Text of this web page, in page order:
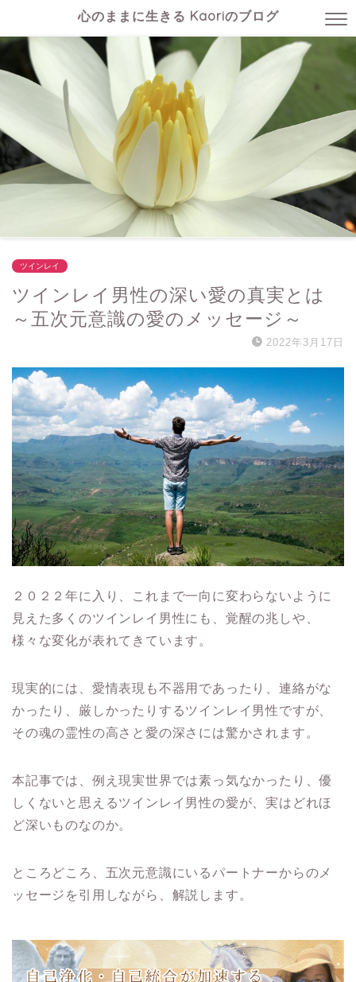
心のままに生きる Kaoriのブログ
ツインレイ
ツインレイ男性の深い愛の真実とは
～五次元意識の愛のメッセージ～
2022年3月17日
２０２２年に入り、これまで一向に変わらないように
見えた多くのツインレイ男性にも、覚醒の兆しや、
様々な変化が表れてきています。
現実的には、愛情表現も不器用であったり、連絡がな
かったり、厳しかったりするツインレイ男性ですが、
その魂の霊性の高さと愛の深さには驚かされます。
本記事では、例え現実世界では素っ気なかったり、優
しくないと思えるツインレイ男性の愛が、実はどれほ
ど深いものなのか。
ところどころ、五次元意識にいるパートナーからのメ
ッセージを引用しながら、解説します。